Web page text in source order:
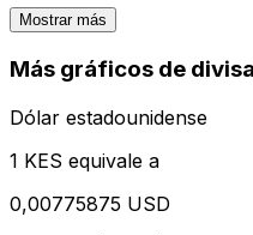
Mostrar más
Más gráficos de
Dólar estadounidense
1 KES equivale a
0,00775875 USD